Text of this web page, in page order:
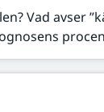
Vad avser